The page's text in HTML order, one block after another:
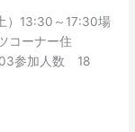
13:30～17:30場
ーナー住
参加人数 18